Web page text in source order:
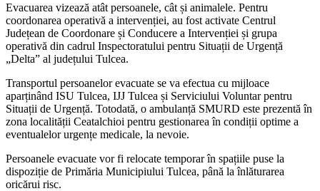
Evacuarea vizează atât persoanele, cât și animalele. Pentru
coordonarea operativă a intervenției, au fost activate Centrul
Județean de Coordonare și Conducere a Intervenției și grupa
operativă din cadrul Inspectoratului pentru Situații de Urgență
„Delta” al județului Tulcea.
Transportul persoanelor evacuate se va efectua cu mijloace
aparținând ISU Tulcea, IJJ Tulcea și Serviciului Voluntar pentru
Situații de Urgență. Totodată, o ambulanță SMURD este prezentă în
zona localității Ceatalchioi pentru gestionarea în condiții optime a
eventualelor urgențe medicale, la nevoie.
Persoanele evacuate vor fi relocate temporar în spațiile puse la
dispoziție de Primăria Municipiului Tulcea, până la înlăturarea
oricărui risc.